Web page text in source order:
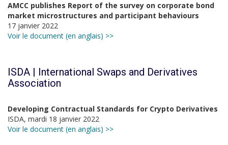
AMCC publishes Report of the survey on corporate bond
market microstructures and participant behaviours
17 janvier 2022
Voir le document (en anglais) >>
ISDA | International Swaps and Derivatives
Association
Developing Contractual Standards for Crypto Derivatives
ISDA, mardi 18 janvier 2022
Voir le document (en anglais) >>